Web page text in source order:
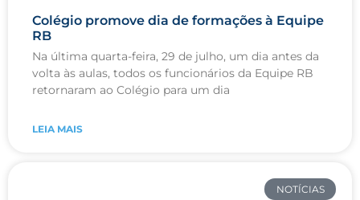
Colégio promove dia de formações à Equipe
RB
Na última quarta-feira, 29 de julho, um dia antes da
volta às aulas, todos os funcionários da Equipe RB
retornaram ao Colégio para um dia
LEIA MAIS
NOTÍCIAS